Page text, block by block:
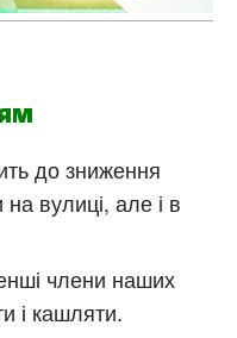
до зниження
вулиці, але і в
члени наших
і кашляти.